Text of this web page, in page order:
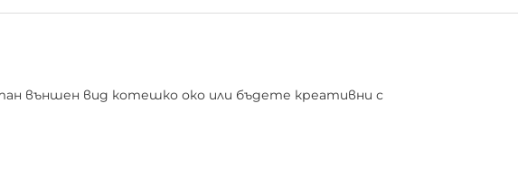
външен вид котешко око или бъдете креативни с